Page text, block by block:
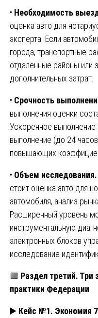
• Необходимость
оценка авто для
эксперта. Если
города, транспортные
отдаленные районы или
дополнительных затрат.
• Срочность
выполнения оценки
Ускоренное
выполнение (до 24
повышающих
• Объем исследования.
стоит оценка авто для
автомобиля, анализ
Расширенный уровень
инструментальную
электронных блоков
исследование
🟩 Раздел третий. Три
практики Федерации
▶️ Кейс №1. Экономия